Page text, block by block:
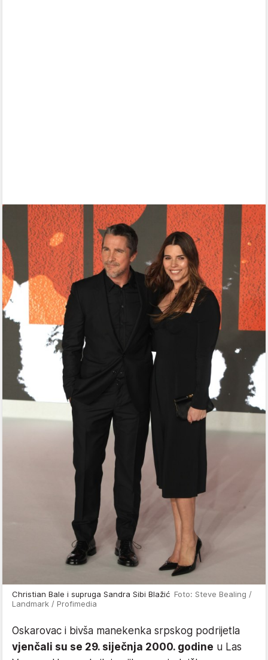
Christian Bale i supruga Sandra Sibi Blažić Foto: Steve Bealing /
Landmark / Profimedia
Oskarovac i bivša manekenka srpskog podrijetla
vjenčali su se 29. siječnja 2000. godine u Las